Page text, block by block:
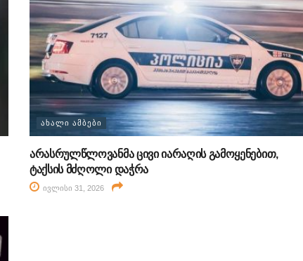
ᲐᲮᲐᲚᲘ ᲐᲛᲑᲔᲑᲘ
არასრულწლოვანმა ცივი იარაღის გამოყენებით,
ტაქსის მძღოლი დაჭრა
ივლისი 31, 2026